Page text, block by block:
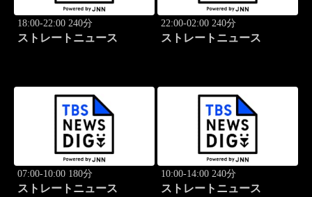
18:00-22:00 240分
ストレートニュース
22:00-02:00 240分
ストレートニュース
07:00-10:00 180分
ストレートニュース
10:00-14:00 240分
ストレートニュース